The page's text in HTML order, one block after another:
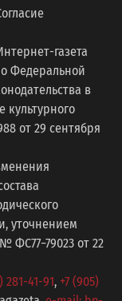
газета
Федеральной
в
от 29 сентября
уточнением
ФС77−79023 от 22
281-41-91, +7 (905)